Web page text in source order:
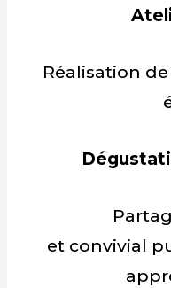
Réalisation
et convivial